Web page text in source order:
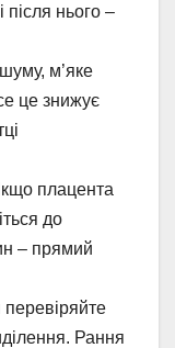
нього –
м’яке
це знижує
плацента
до
– прямий
Рання